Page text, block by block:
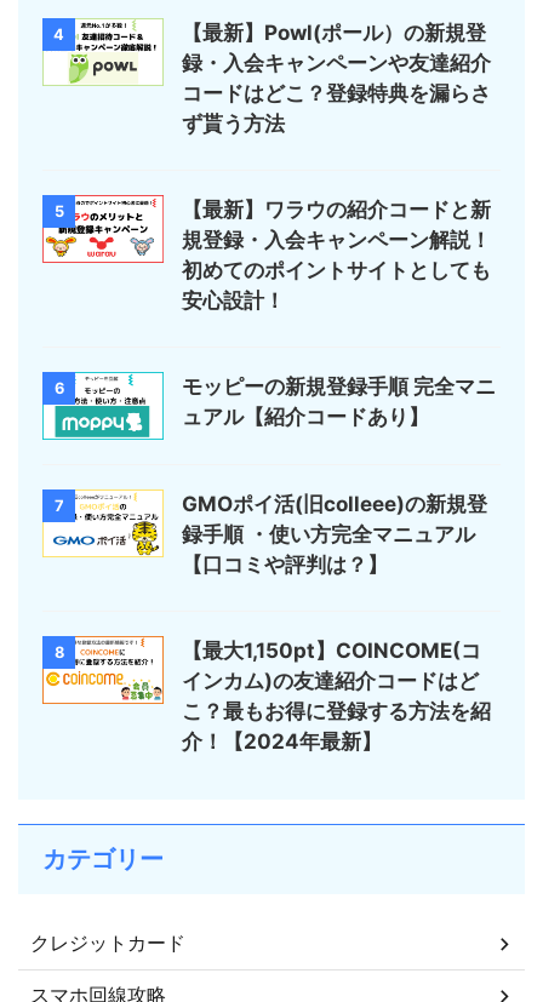
4
【最新】Powl(ポール）の新規登
録・入会キャンペーンや友達紹介
コードはどこ？登録特典を漏らさ
ず貰う方法
5
【最新】ワラウの紹介コードと新
規登録・入会キャンペーン解説！
初めてのポイントサイトとしても
安心設計！
6
モッピーの新規登録手順 完全マニ
ュアル【紹介コードあり】
7
GMOポイ活(旧colleee)の新規登
録手順 ・使い方完全マニュアル
【口コミや評判は？】
8
【最大1,150pt】COINCOME(コ
インカム)の友達紹介コードはど
こ？最もお得に登録する方法を紹
介！【2024年最新】
カテゴリー
クレジットカード
スマホ回線攻略